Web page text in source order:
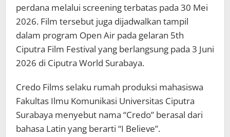
perdana melalui screening terbatas pada 30 Mei
2026. Film tersebut juga dijadwalkan tampil
dalam program Open Air pada gelaran 5th
Ciputra Film Festival yang berlangsung pada 3 Juni
2026 di Ciputra World Surabaya.
Credo Films selaku rumah produksi mahasiswa
Fakultas Ilmu Komunikasi Universitas Ciputra
Surabaya menyebut nama “Credo” berasal dari
bahasa Latin yang berarti “I Believe”.